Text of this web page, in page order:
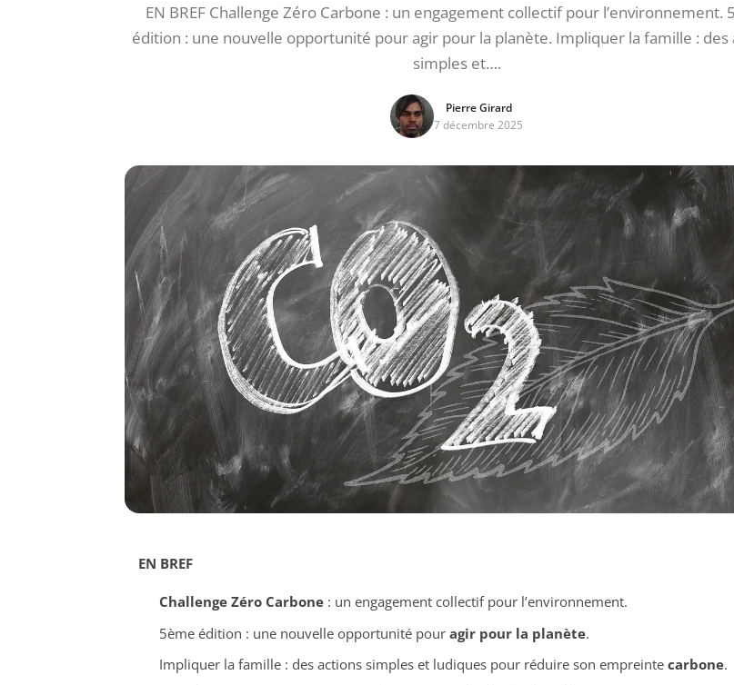
EN BREF Challenge Zéro Carbone : un engagement collectif pour l’environnement.
édition : une nouvelle opportunité pour agir pour la planète. Impliquer la famille : des
simples et….
Pierre Girard
7 décembre 2025
EN BREF
Challenge Zéro Carbone: un engagement collectif pour l’environnement.
5ème édition : une nouvelle opportunité pour agir pour la planète.
Impliquer la famille : des actions simples et ludiques pour réduire son empreinte carbone.